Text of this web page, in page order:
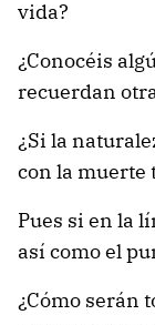
vida?
¿Conocéis
recuerdan
¿Si la
con la muerte
Pues si en la
así como el
¿Cómo serán